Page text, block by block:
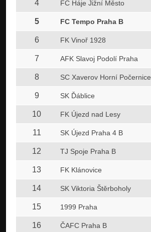
4 FC Háje Jižní Město
5 FC Tempo Praha B
6 FK Vinoř 1928
7 AFK Slavoj Podolí Praha
8 SC Xaverov Horní Počernice
9 SK Ďáblice
10 FK Újezd nad Lesy
11 SK Újezd Praha 4 B
12 TJ Spoje Praha B
13 FK Klánovice
14 SK Viktoria Štěrboholy
15 1999 Praha
16 ČAFC Praha B